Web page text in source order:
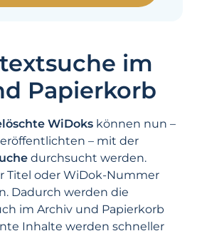
im
Papierkorb
WiDoks können nun –
– mit der
durchsucht werden.
Titel oder WiDok-Nummer
Dadurch werden die
im Archiv und Papierkorb
Inhalte werden schneller